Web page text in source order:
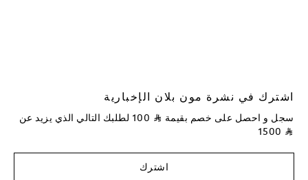
اشترك في نشرة مون بلان الإخبارية
سجل و احصل على خصم بقيمة ⃁
لطلبك التالي الذي يزيد عن
⃁
اشترك